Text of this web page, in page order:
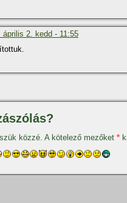
április 2. kedd - 11:55
közzé. A kötelező mezőket *